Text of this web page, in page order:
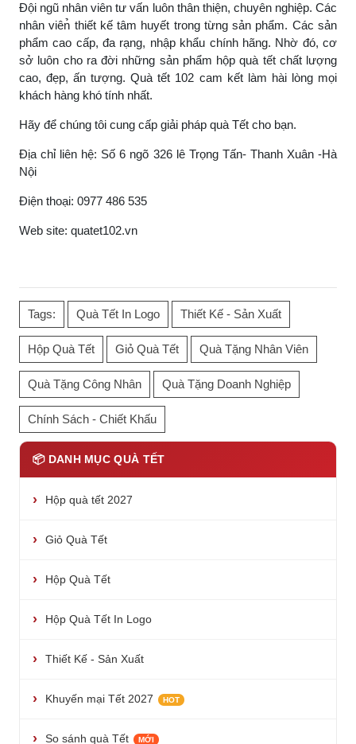
📦 DANH MỤC QUÀ TẾT
Hộp quà tết 2027
Giỏ Quà Tết
Hộp Quà Tết
Hộp Quà Tết In Logo
Thiết Kế - Sản Xuất
Khuyến mại Tết 2027 HOT
So sánh quà Tết MỚI
Đội ngũ nhân viên tư vấn luôn thân thiện, chuyên nghiệp. Các
nhân viên̉ thiết kế tâm huyết trong từng sản phẩm. Các sản
phẩm cao cấp, đa rạng, nhập khẩu chính hãng. Nhờ đó, cơ
sở luôn cho ra đời những sản phẩm hộp quà tết chất lượng
cao, đẹp, ấn tượng. Quà tết 102 cam kết làm hài lòng mọi
khách hàng khó tính nhất.
Hãy để chúng tôi cung cấp giải pháp quà Tết cho bạn.
Địa chỉ liên hệ: Số 6 ngõ 326 lê Trọng Tấn- Thanh Xuân -Hà
Nội
Điện thoại: 0977 486 535
Web site: quatet102.vn
Tags: Quà Tết In Logo Thiết Kế - Sản Xuất
Hộp Quà Tết Giỏ Quà Tết Quà Tặng Nhân Viên
Quà Tặng Công Nhân Quà Tặng Doanh Nghiệp
Chính Sách - Chiết Khấu